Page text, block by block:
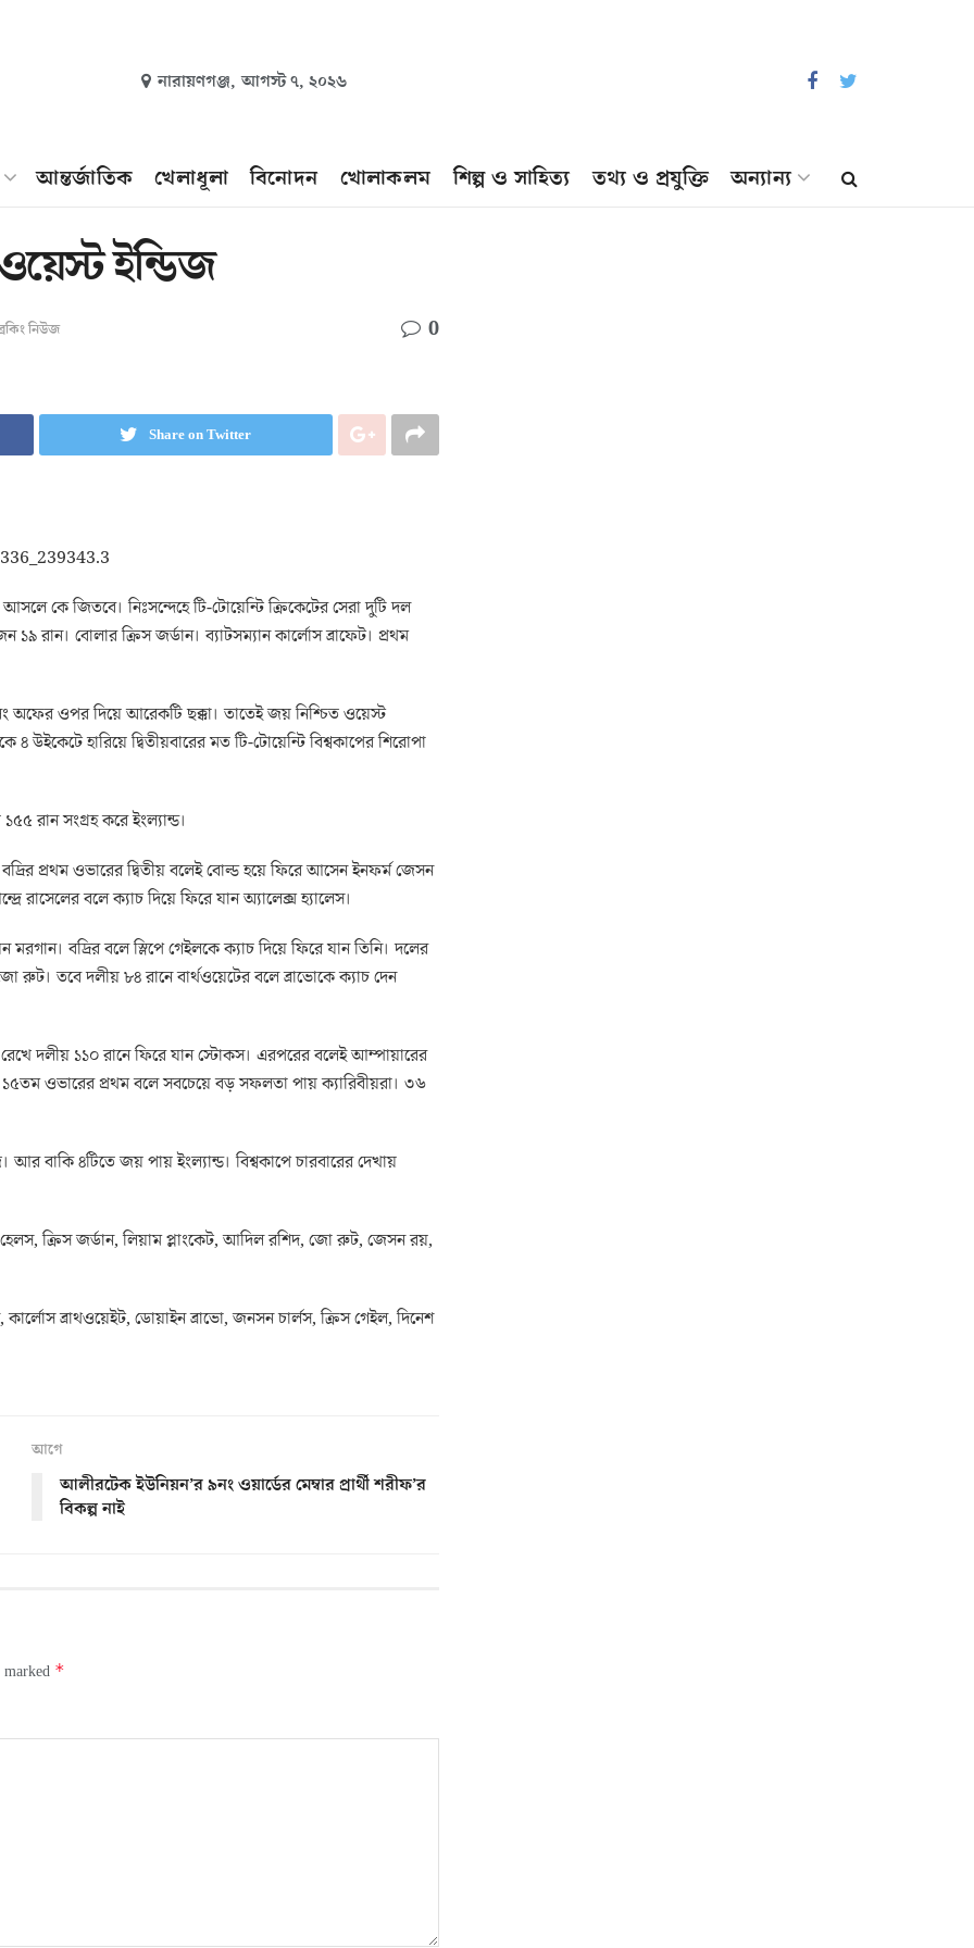
নারায়ণগঞ্জ, আগস্ট ৭, ২০২৬
আন্তর্জাতিক খেলাধূলা বিনোদন খোলাকলম শিল্প ও সাহিত্য তথ্য ও প্রযুক্তি অন্যান্য
ইন্ডিজ
নিউজ 0
Share on Twitter
কে জিতবে। নিঃসন্দেহে টি-টোয়েন্টি ক্রিকেটের সেরা দুটি দল
রান। বোলার ক্রিস জর্ডান। ব্যাটসম্যান কার্লোস ব্রাফেট। প্রথম
অফের ওপর দিয়ে আরেকটি ছক্কা। তাতেই জয় নিশ্চিত ওয়েস্ট
৪ উইকেটে হারিয়ে দ্বিতীয়বারের মত টি-টোয়েন্টি বিশ্বকাপের শিরোপা
রান সংগ্রহ করে ইংল্যান্ড।
প্রথম ওভারের দ্বিতীয় বলেই বোল্ড হয়ে ফিরে আসেন ইনফর্ম জেসন
রাসেলের বলে ক্যাচ দিয়ে ফিরে যান অ্যালেক্স হ্যালেস।
বদ্রির বলে স্লিপে গেইলকে ক্যাচ দিয়ে ফিরে যান তিনি। দলের
তবে দলীয় ৮৪ রানে বার্থওয়েটের বলে ব্রাভোকে ক্যাচ দেন
দলীয় ১১০ রানে ফিরে যান স্টোকস। এরপরের বলেই আম্পায়ারের
ওভারের প্রথম বলে সবচেয়ে বড় সফলতা পায় ক্যারিবীয়রা। ৩৬
বাকি ৪টিতে জয় পায় ইংল্যান্ড। বিশ্বকাপে চারবারের দেখায়
ক্রিস জর্ডান, লিয়াম প্লাংকেট, আদিল রশিদ, জো রুট, জেসন রয়,
ব্রাথওয়েইট, ডোয়াইন ব্রাভো, জনসন চার্লস, ক্রিস গেইল, দিনেশ
আগে
আলীরটেক ইউনিয়ন’র ৯নং ওয়ার্ডের মেম্বার প্রার্থী শরীফ’র
বিকল্প নাই
*